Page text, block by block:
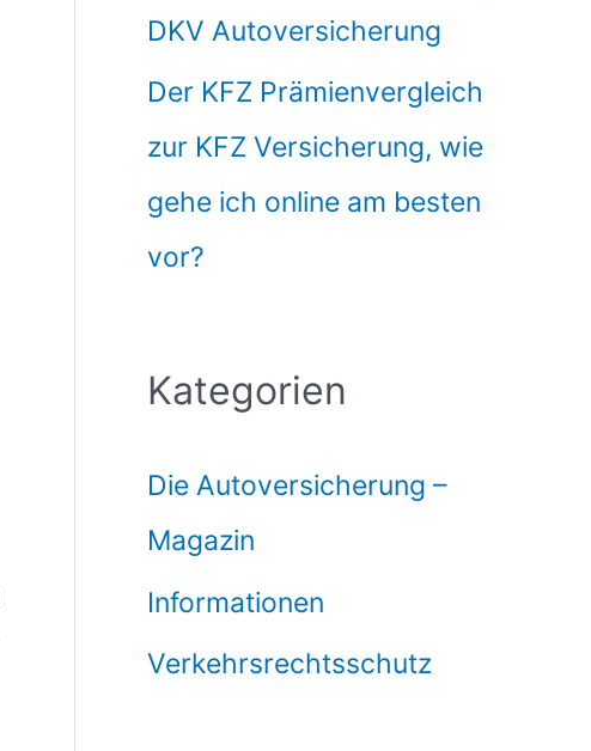
DKV Autoversicherung
Der KFZ Prämienvergleich
zur KFZ Versicherung, wie
gehe ich online am besten
vor?
Kategorien
Die Autoversicherung –
Magazin
Informationen
Verkehrsrechtsschutz